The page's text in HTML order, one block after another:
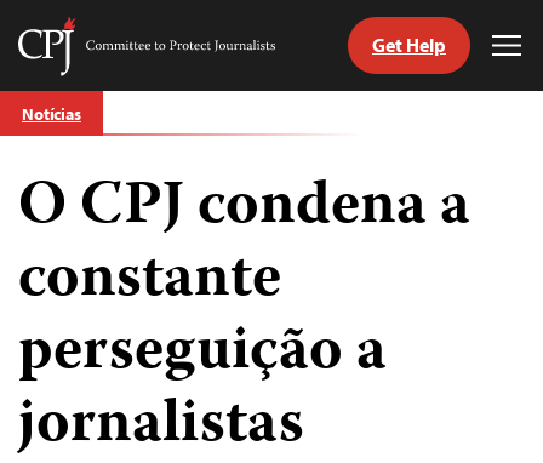
Skip
to
Committee
Journalists
Get Help
Notícias
O CPJ condena a
constante
perseguição a
jornalistas